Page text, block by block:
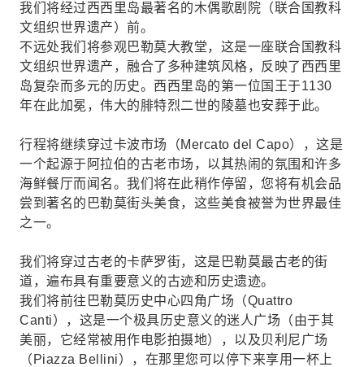
我们将经过西西里岛最著名的木偶歌剧院（联合国教科
文组织世界遗产）前。
不远处我们将参观巴勒莫大教堂，这是一座联合国教科
文组织世界遗产，融合了多种建筑风格，反映了西西里
岛复杂而多元的历史。西西里岛的第一位国王于1130
年在此加冕，伟大的腓特烈二世的陵墓也安葬于此。
行程将继续穿过卡波市场（Mercato del Capo），这是
一个起源于阿拉伯的古老市场，以其热闹的氛围和许多
海鲜餐厅而闻名。我们将在此稍作停留，您将有机会品
尝到著名的巴勒莫街头美食，这些美食被誉为世界最佳
之一。
我们将穿过古老的卡萨罗街，这是巴勒莫最古老的街
道，遍布具有重要意义的古迹和历史遗迹。
我们将前往巴勒莫历史中心四角广场（Quattro
Canti），这是一个极具历史意义的迷人广场（由于其
美丽，它经常被用作电影拍摄地），以及贝利尼广场
（Piazza Bellini），在那里您可以停下来享用一杯上